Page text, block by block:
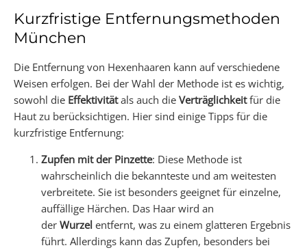
Kurzfristige Entfernungsmethoden
München
Die Entfernung von Hexenhaaren kann auf verschiedene
Weisen erfolgen. Bei der Wahl der Methode ist es wichtig,
sowohl die Effektivitätals auch die Verträglichkeitfür die
Haut zu berücksichtigen. Hier sind einige Tipps für die
kurzfristige Entfernung:
Zupfen mit der Pinzette: Diese Methode ist
wahrscheinlich die bekannteste und am weitesten
verbreitete. Sie ist besonders geeignet für einzelne,
auffällige Härchen. Das Haar wird an
der Wurzel entfernt, was zu einem glatteren Ergebnis
führt. Allerdings kann das Zupfen, besonders bei